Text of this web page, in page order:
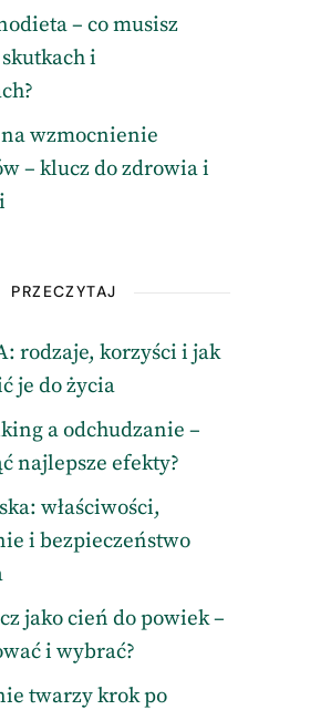
– co musisz
i
wzmocnienie
– klucz do zdrowia i
PRZECZYTAJ
rodzaje, korzyści i jak
je do życia
a odchudzanie –
najlepsze efekty?
właściwości,
i bezpieczeństwo
jako cień do powiek –
i wybrać?
twarzy krok po